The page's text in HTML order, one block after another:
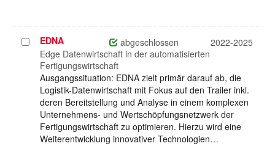
Projekt
auswählen
EDNA abgeschlossen
2022-2025
Edge Datenwirtschaft in der automatisierten
Fertigungswirtschaft
Ausgangssituation: EDNA zielt primär darauf ab, die
Logistik-Datenwirtschaft mit Fokus auf den Trailer inkl.
deren Bereitstellung und Analyse in einem komplexen
Unternehmens- und Wertschöpfungsnetzwerk der
Fertigungswirtschaft zu optimieren. Hierzu wird eine
Weiterentwicklung innovativer Technologien…